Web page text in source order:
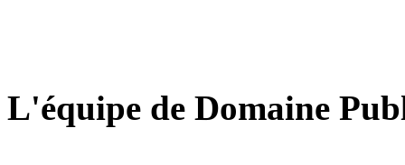
L'équipe de Domaine